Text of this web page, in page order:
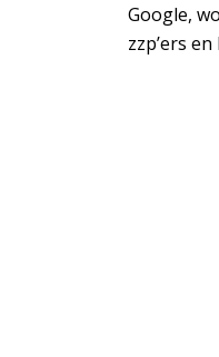
Google,
zzp’ers